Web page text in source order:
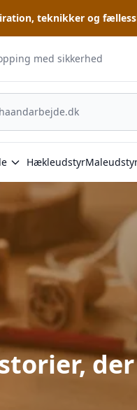
teknikker og
med sikkerhed
Hækleudstyr